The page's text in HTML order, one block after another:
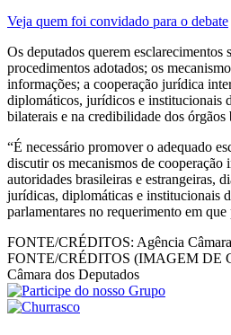
Veja quem foi convidado para o debate
Os deputados querem esclarecimentos
procedimentos adotados; os
informações; a cooperação jurídica
diplomáticos, jurídicos e institucionais
bilaterais e na credibilidade dos
“É necessário promover o adequado
discutir os mecanismos de
autoridades brasileiras e estrangeiras,
jurídicas, diplomáticas e institucionais
parlamentares no requerimento em que
FONTE/CRÉDITOS: Agência
FONTE/CRÉDITOS (IMAGEM DE
Câmara dos Deputados